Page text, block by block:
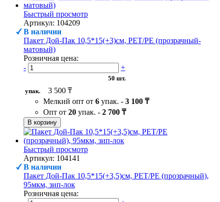
Быстрый просмотр
Артикул: 104209
В наличии
Пакет Дой-Пак 10,5*15(+3)см, PET/PE (прозрачный-
матовый)
Розничная цена:
-
+
50 шт.
упак.
3 500 ₸
Мелкий опт от 6 упак. - 3 100 ₸
Опт от 20 упак. - 2 700 ₸
В корзину
Быстрый просмотр
Артикул: 104141
В наличии
Пакет Дой-Пак 10,5*15(+3,5)см, PET/PE (прозрачный),
95мкм, зип-лок
Розничная цена: